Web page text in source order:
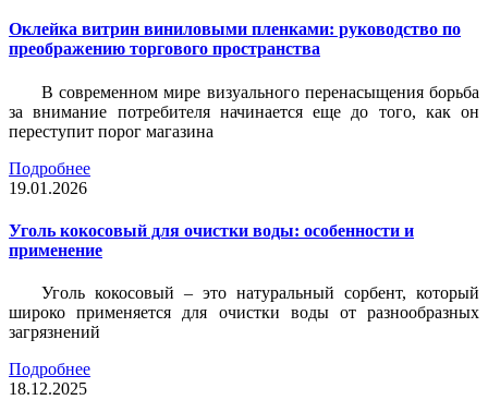
Оклейка витрин виниловыми пленками: руководство по
преображению торгового пространства
В современном мире визуального перенасыщения борьба
за внимание потребителя начинается еще до того, как он
переступит порог магазина
Подробнее
19.01.2026
Уголь кокосовый для очистки воды: особенности и
применение
Уголь кокосовый – это натуральный сорбент, который
широко применяется для очистки воды от разнообразных
загрязнений
Подробнее
18.12.2025